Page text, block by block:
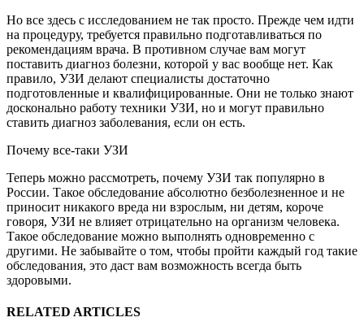
Но все здесь с исследованием не так просто. Прежде чем идти
на процедуру, требуется правильно подготавливаться по
рекомендациям врача. В противном случае вам могут
поставить диагноз болезни, которой у вас вообще нет. Как
правило, УЗИ делают специалисты достаточно
подготовленные и квалифицированные. Они не только знают
досконально работу техники УЗИ, но и могут правильно
ставить диагноз заболевания, если он есть.
Почему все-таки УЗИ
Теперь можно рассмотреть, почему УЗИ так популярно в
России. Такое обследование абсолютно безболезненное и не
приносит никакого вреда ни взрослым, ни детям, короче
говоря, УЗИ не влияет отрицательно на организм человека.
Такое обследование можно выполнять одновременно с
другими. Не забывайте о том, чтобы пройти каждый год такие
обследования, это даст вам возможность всегда быть
здоровыми.
RELATED ARTICLES